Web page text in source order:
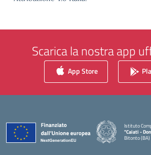
Scarica la nostra app
App Store
Istituto
"Caiati -
Bitonto (BA)